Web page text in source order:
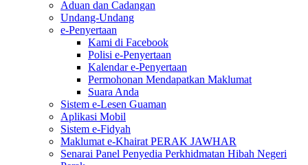
Aduan dan Cadangan
Undang-Undang
e-Penyertaan
Kami di Facebook
Polisi e-Penyertaan
Kalendar e-Penyertaan
Permohonan Mendapatkan Maklumat
Suara Anda
Sistem e-Lesen Guaman
Aplikasi Mobil
Sistem e-Fidyah
Maklumat e-Khairat PERAK JAWHAR
Senarai Panel Penyedia Perkhidmatan Hibah Negeri